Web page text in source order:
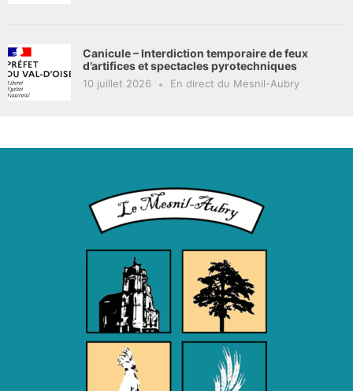
Canicule – Interdiction temporaire de feux
d’artifices et spectacles pyrotechniques
10 juillet 2026 En direct du Mesnil-Aubry